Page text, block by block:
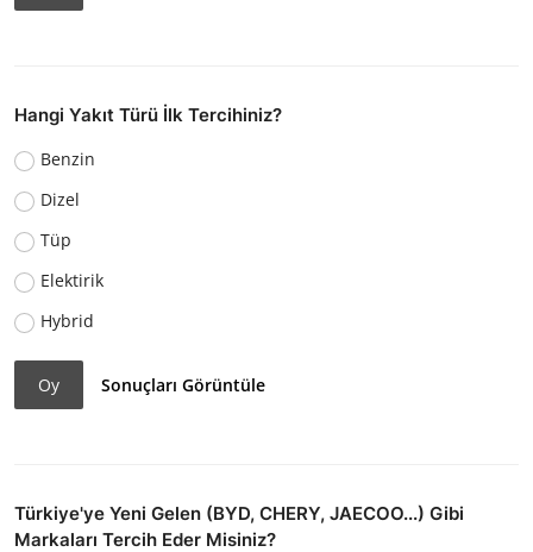
Hangi Yakıt Türü İlk Tercihiniz?
Benzin
Dizel
Tüp
Elektirik
Hybrid
Oy Sonuçları Görüntüle
Türkiye'ye Yeni Gelen (BYD, CHERY, JAECOO...) Gibi
Markaları Tercih Eder Misiniz?